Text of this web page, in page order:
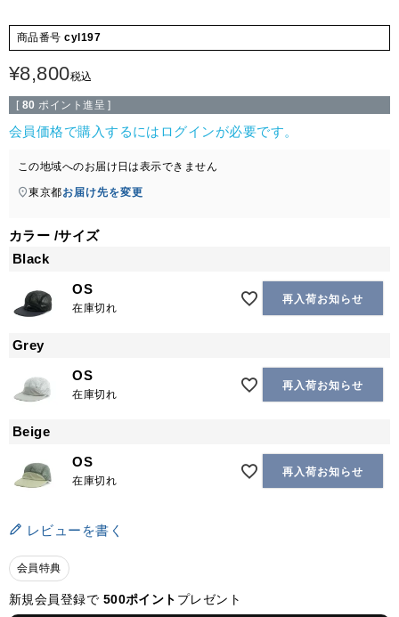
商品番号 cyl197
¥8,800税込
[ 80 ポイント進呈 ]
会員価格で購入するにはログインが必要です。
この地域へのお届け日は表示できません
東京都お届け先を変更
カラー サイズ
Black
OS
在庫切れ
再入荷お知らせ
Grey
OS
在庫切れ
再入荷お知らせ
Beige
OS
在庫切れ
再入荷お知らせ
レビューを書く
会員特典
新規会員登録で 500ポイント プレゼント